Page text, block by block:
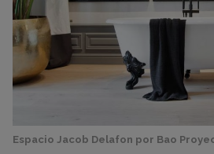
Espacio Jacob Delafon por Bao